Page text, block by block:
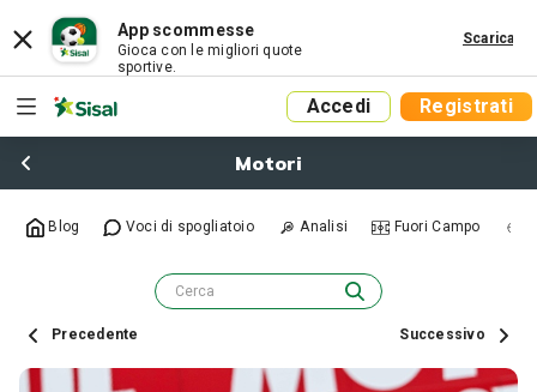
App scommesse
Gioca con le migliori quote
sportive.
Scarica
Accedi Registrati
Motori
Blog Voci di spogliatoio Analisi Fuori Campo
Precedente Successivo